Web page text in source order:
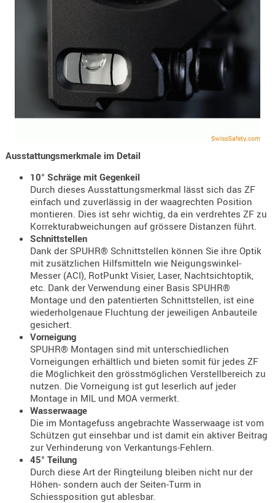
BÜRSTEN
REINIGER
-
BASEN -
SCHÄFTE
GRIFFE
Ausstattungsmerkmale im Detail
10° Schräge mit Gegenkeil
Durch dieses Ausstattungsmerkmal lässt sich das ZF
einfach und zuverlässig in der waagrechten Position
montieren. Dies ist sehr wichtig, da ein verdrehtes ZF zu
Korrekturabweichungen auf grössere Distanzen führt.
Schnittstellen
Dank der SPUHR® Schnittstellen können Sie ihre Optik
mit zusätzlichen Hilfsmitteln wie Neigungswinkel-
Messer (ACI), RotPunkt Visier, Laser, Nachtsichtoptik,
etc. Dank der Verwendung einer Basis SPUHR®
Montage und den patentierten Schnittstellen, ist eine
wiederholgenaue Fluchtung der jeweiligen Anbauteile
gesichert.
Vorneigung
SPUHR® Montagen sind mit unterschiedlichen
Vorneigungen erhältlich und bieten somit für jedes ZF
die Möglichkeit den grösstmöglichen Verstellbereich zu
nutzen. Die Vorneigung ist gut leserlich auf jeder
Montage in MIL und MOA vermerkt.
Wasserwaage
Die im Montagefuss angebrachte Wasserwaage ist vom
Schützen gut einsehbar und ist damit ein aktiver Beitrag
zur Verhinderung von Verkantungs-Fehlern.
45° Teilung
Durch diese Art der Ringteilung bleiben nicht nur der
Höhen- sondern auch der Seiten-Turm in
Schiessposition gut ablesbar.